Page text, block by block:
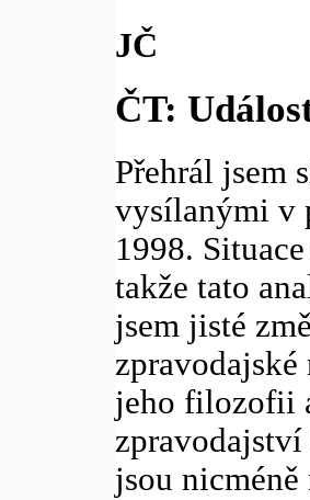
JČ
ČT:
Přehrál jsem
vysílanými v
1998.
takže tato
jsem jisté
jeho filozofii
jsou nicméně